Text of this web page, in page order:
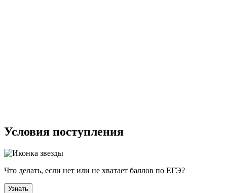
Условия поступления
Что делать, если нет или не хватает баллов по ЕГЭ?
Узнать